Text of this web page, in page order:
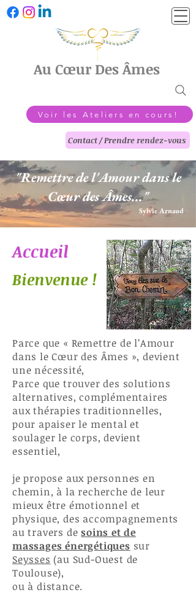
Au Cœur Des Âmes
Contact / Prendre rendez-vous
Voir les Ateliers en cours!
"Remettre de l'Amour dans le
Cœur des Âmes..."
Sylvie Arnaud
Accueil
Bienvenue !
Parce que « Remettre de l’Amour
dans le Cœur des Âmes », devient
une nécessité,
​Parce que trouver des solutions
alternatives, complémentaires
aux thérapies traditionnelles,
pour apaiser le mental et
soulager le corps, devient
essentiel,
je propose aux personnes en
chemin, à la recherche de leur
mieux être émotionnel et
physique, des accompagnements
au travers desoins et de
massages énergétiques sur
Seysses (au Sud-Ouest de
Toulouse),
ou à distance.